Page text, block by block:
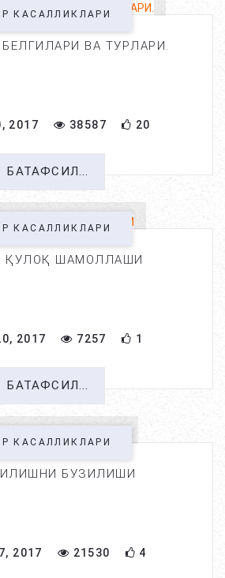
КАСАЛЛИКЛАРИ
ВА ТУРЛАРИ.
2017 38587 20
БАТАФСИЛ...
КАСАЛЛИКЛАРИ
ҚУЛОҚ ШАМОЛЛАШИ
2017 7257 1
БАТАФСИЛ...
КАСАЛЛИКЛАРИ
БУЗИЛИШИ
2017 21530 4